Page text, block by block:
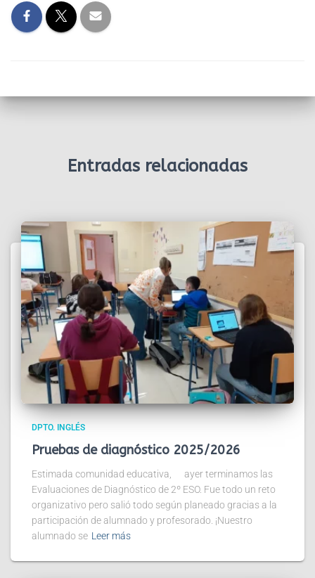
Entradas relacionadas
DPTO. INGLÉS
Pruebas de diagnóstico 2025/2026
Estimada comunidad educativa, ayer terminamos las
Evaluaciones de Diagnóstico de 2º ESO. Fue todo un reto
organizativo pero salió todo según planeado gracias a la
participación de alumnado y profesorado. ¡Nuestro
alumnado se Leer más